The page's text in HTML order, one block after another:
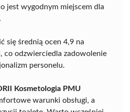
jest wygodnym miejscem dla
się średnią ocen 4,9 na
co odzwierciedla zadowolenie
personelu.
Kosmetologia PMU
warunki obsługi, a